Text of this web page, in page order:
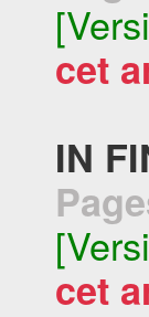
cet
IN
cet